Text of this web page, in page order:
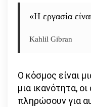
«Η εργασία
Kahlil Gibran
Ο κόσμος είναι
μια ικανότητα,
πληρώσουν για